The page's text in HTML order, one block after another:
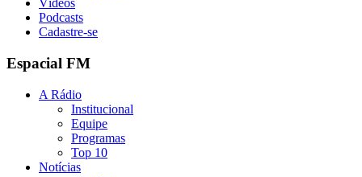
Vídeos
Podcasts
Cadastre-se
Espacial FM
A Rádio
Institucional
Equipe
Programas
Top 10
Notícias